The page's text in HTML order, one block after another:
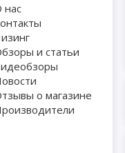
нас
и статьи
о магазине